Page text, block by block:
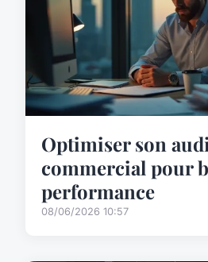
Optimiser son
commercial pour
performance
08/06/2026 10:57